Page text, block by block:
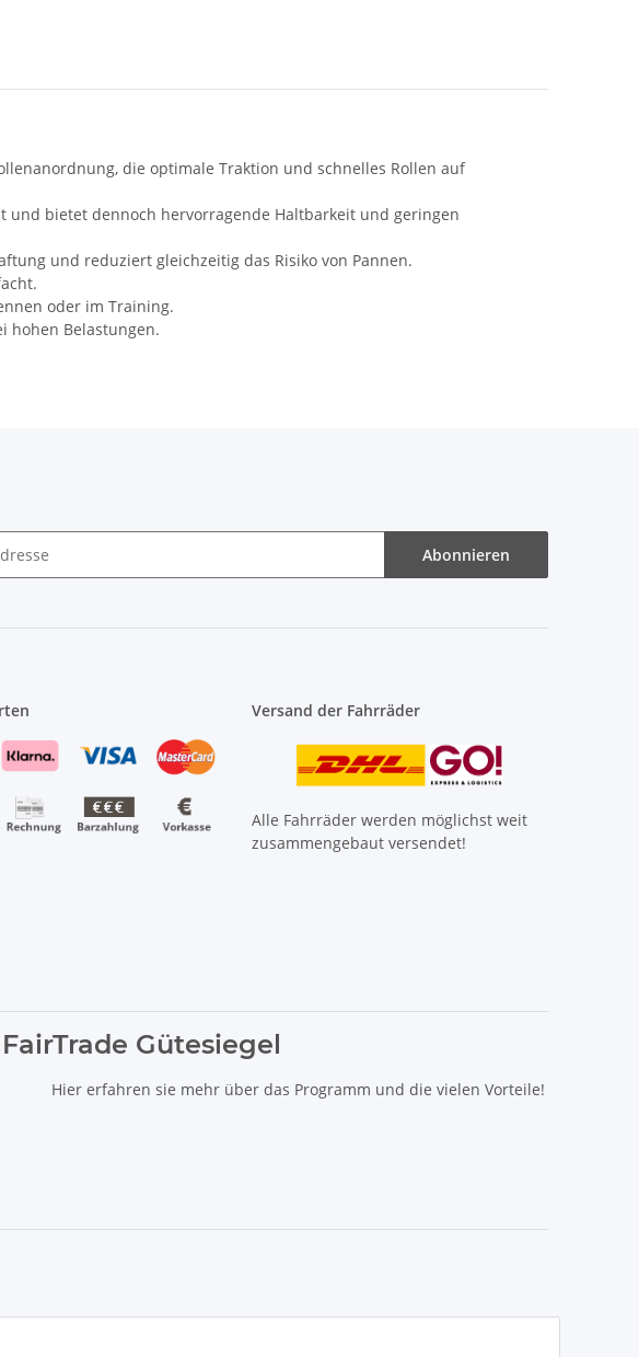
die optimale Traktion und schnelles Rollen auf
und bietet dennoch hervorragende Haltbarkeit und geringen
und reduziert gleichzeitig das Risiko von Pannen.
oder im Training.
hohen Belastungen.
Abonnieren
Versand der Fahrräder
Alle Fahrräder werden möglichst weit
zusammengebaut versendet!
Gütesiegel
Hier erfahren sie mehr über das Programm und die vielen Vorteile!
(kurz UVP).